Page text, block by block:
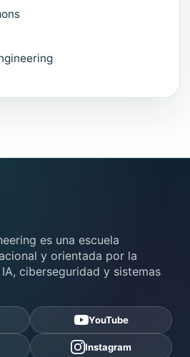
de DSTI
es una escuela
y orientada por la
ciberseguridad y sistemas
YouTube
Instagram